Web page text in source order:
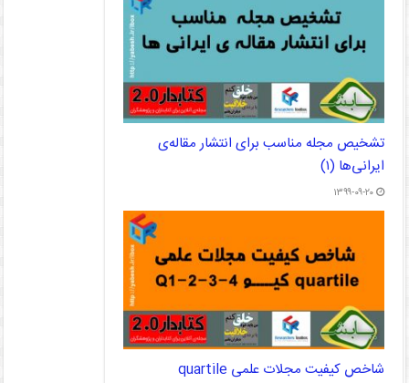
تشخیص مجله مناسب برای انتشار مقاله‌ی
ایرانی‌ها (۱)
۱۳۹۹-۰۹-۲۰
شاخص کیفیت مجلات علمی quartile